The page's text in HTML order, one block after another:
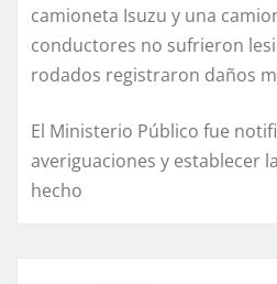
camioneta Isuzu y una
conductores no sufrieron
rodados registraron daños
El Ministerio Público fue
averiguaciones y establecer
hecho